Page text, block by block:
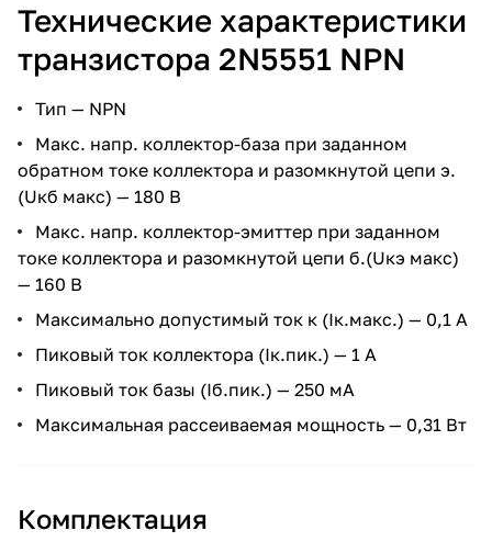
Технические характеристики
транзистора 2N5551 NPN
Тип — NPN
Макс. напр. коллектор-база при заданном
обратном токе коллектора и разомкнутой цепи э.
(Uкб макс) — 180 В
Макс. напр. коллектор-эмиттер при заданном
токе коллектора и разомкнутой цепи б.(Uкэ макс)
— 160 В
Максимально допустимый ток к (Ік.макс.) — 0,1 А
Пиковый ток коллектора (Ік.пик.) — 1 A
Пиковый ток базы (Іб.пик.) — 250 мА
Максимальная рассеиваемая мощность — 0,31 Вт
Комплектация